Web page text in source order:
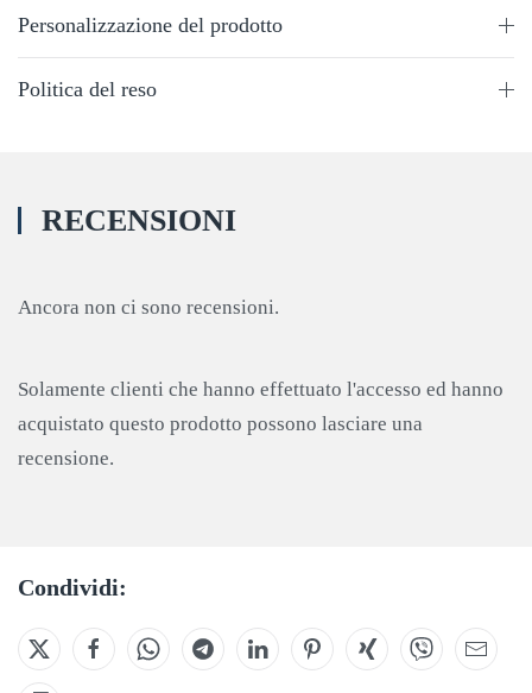
Personalizzazione del prodotto
Politica del reso
RECENSIONI
Ancora non ci sono recensioni.
Solamente clienti che hanno effettuato l'accesso ed hanno
acquistato questo prodotto possono lasciare una
recensione.
Condividi: